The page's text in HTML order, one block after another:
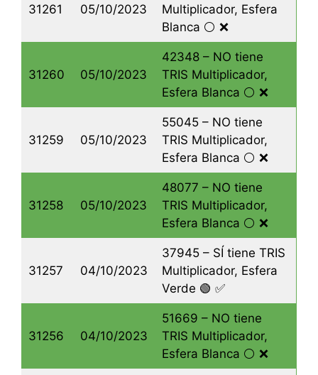
31261 05/10/2023
Multiplicador, Esfera
Blanca ⚪️ ❌
31260 05/10/2023
42348 – NO tiene
TRIS Multiplicador,
Esfera Blanca ⚪️ ❌
31259 05/10/2023
55045 – NO tiene
TRIS Multiplicador,
Esfera Blanca ⚪️ ❌
31258 05/10/2023
48077 – NO tiene
TRIS Multiplicador,
Esfera Blanca ⚪️ ❌
31257 04/10/2023
37945 – SÍ tiene TRIS
Multiplicador, Esfera
Verde 🟢 ✅
31256 04/10/2023
51669 – NO tiene
TRIS Multiplicador,
Esfera Blanca ⚪️ ❌